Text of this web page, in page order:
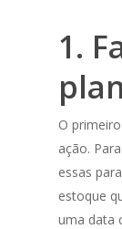
1.
O
ação.
essas
estoque
uma data